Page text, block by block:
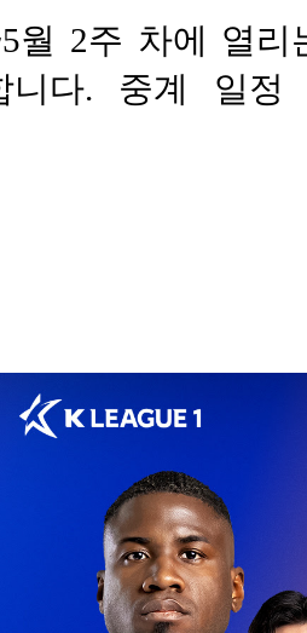
월 2주 차에 열
니다. 중계 일